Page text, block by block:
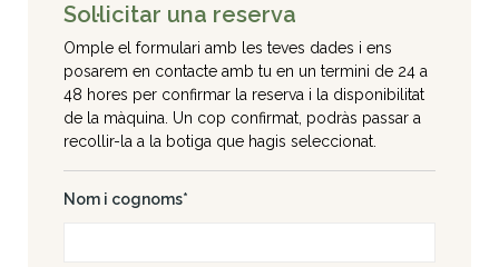
Sol·licitar una reserva
Omple el formulari amb les teves dades i ens
posarem en contacte amb tu en un termini de 24 a
48 hores per confirmar la reserva i la disponibilitat
de la màquina. Un cop confirmat, podràs passar a
recollir-la a la botiga que hagis seleccionat.
Nom i cognoms*